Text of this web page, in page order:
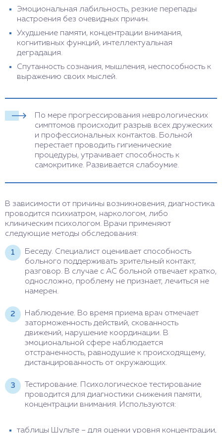
Эмоциональная лабильность, резкие перепады
настроения без очевидных причин.
Ухудшение памяти, концентрации внимания,
когнитивных функций, интеллектуальная
деградация.
Спутанность сознания, мышления, неспособность к
выражению своих мыслей.
По мере прогрессирования неврологических
симптомов происходит разрыв всех дружеских
и профессиональных контактов. Больной
перестает проводить гигиенические
процедуры, утрачивает способность к
самокритике. Развивается слабоумие.
В зависимости от причины возникновения, диагностика
проводится психиатром, наркологом, либо
клиническим психологом. Врачи применяют
следующие методы обследования:
Беседу. Специалист оценивает способность
больного поддерживать зрительный контакт,
разговор. В случае с АС больной отвечает кратко,
односложно, проблему не признает, лечиться не
намерен.
Наблюдение. Во время приема врач отмечает
заторможенность действий, скованность
движений, нарушение координации. В
эмоциональной сфере наблюдается
отстраненность, равнодушие к происходящему,
дистанцированность от окружающих.
Тестирование. Психологическое тестирование
проводится для диагностики снижения памяти,
концентрации внимания. Используются:
таблицы Шульте – для оценки уровня концентрации,